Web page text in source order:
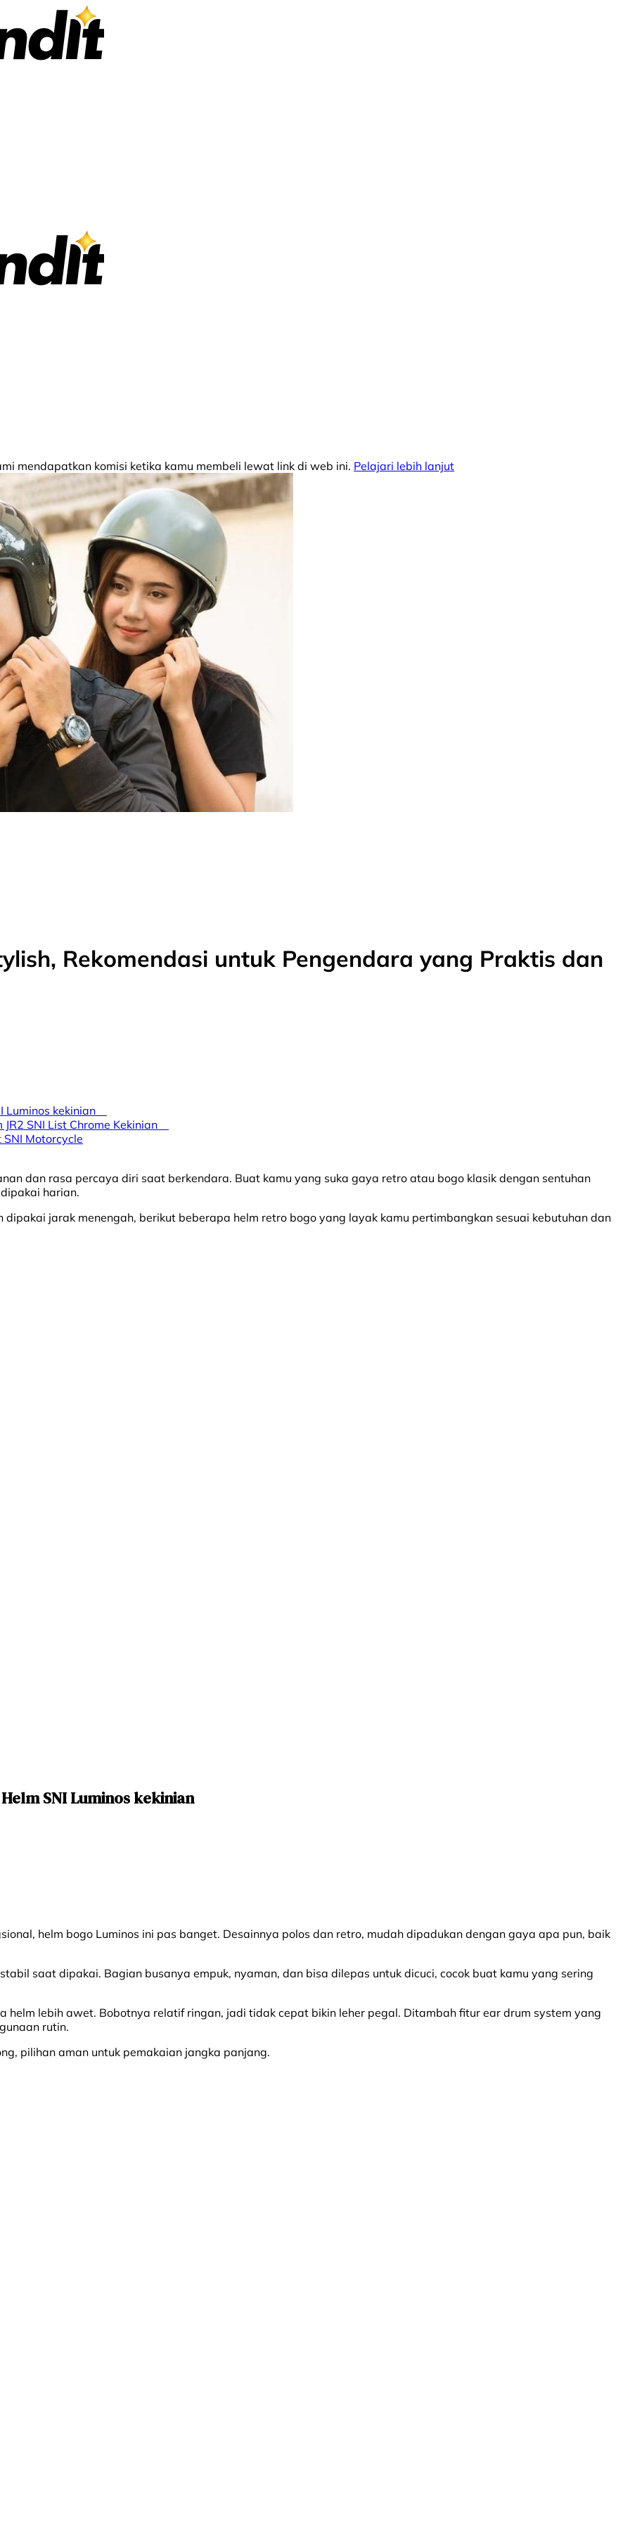
mendapatkan komisi ketika kamu membeli lewat link di web ini. Pelajari lebih lanjut
Rekomendasi untuk Pengendara yang Praktis dan
Luminos kekinian
SNI List Chrome Kekinian
SNI Motorcycle
dan rasa percaya diri saat berkendara. Buat kamu yang suka gaya retro atau bogo klasik dengan sentuhan
harian.
jarak menengah, berikut beberapa helm retro bogo yang layak kamu pertimbangkan sesuai kebutuhan dan
SNI Luminos kekinian
helm bogo Luminos ini pas banget. Desainnya polos dan retro, mudah dipadukan dengan gaya apa pun, baik
saat dipakai. Bagian busanya empuk, nyaman, dan bisa dilepas untuk dicuci, cocok buat kamu yang sering
helm lebih awet. Bobotnya relatif ringan, jadi tidak cepat bikin leher pegal. Ditambah fitur ear drum system yang
rutin.
pilihan aman untuk pemakaian jangka panjang.